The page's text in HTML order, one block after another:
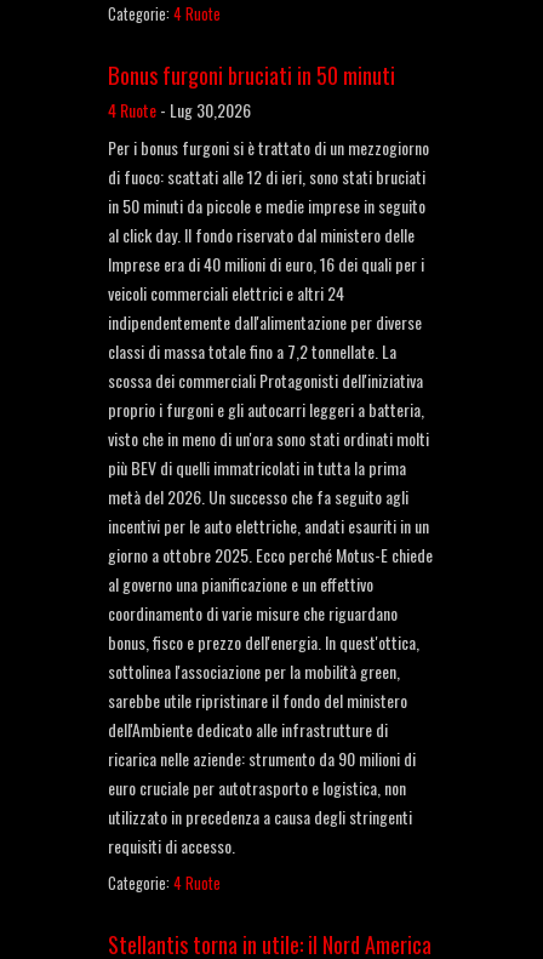
Categorie: 4 Ruote
Bonus furgoni bruciati in 50 minuti
4 Ruote- Lug 30,2026
Per i bonus furgoni si è trattato di un mezzogiorno
di fuoco: scattati alle 12 di ieri, sono stati bruciati
in 50 minuti da piccole e medie imprese in seguito
al click day. Il fondo riservato dal ministero delle
Imprese era di 40 milioni di euro, 16 dei quali per i
veicoli commerciali elettrici e altri 24
indipendentemente dall'alimentazione per diverse
classi di massa totale fino a 7,2 tonnellate. La
scossa dei commerciali Protagonisti dell'iniziativa
proprio i furgoni e gli autocarri leggeri a batteria,
visto che in meno di un'ora sono stati ordinati molti
più BEV di quelli immatricolati in tutta la prima
metà del 2026. Un successo che fa seguito agli
incentivi per le auto elettriche, andati esauriti in un
giorno a ottobre 2025. Ecco perché Motus-E chiede
al governo una pianificazione e un effettivo
coordinamento di varie misure che riguardano
bonus, fisco e prezzo dell'energia. In quest'ottica,
sottolinea l'associazione per la mobilità green,
sarebbe utile ripristinare il fondo del ministero
dell'Ambiente dedicato alle infrastrutture di
ricarica nelle aziende: strumento da 90 milioni di
euro cruciale per autotrasporto e logistica, non
utilizzato in precedenza a causa degli stringenti
requisiti di accesso.
Categorie: 4 Ruote
Stellantis torna in utile: il Nord America